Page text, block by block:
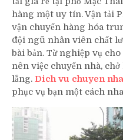
hàng một uy tín. Vận tải
vận chuyển hàng hóa
đội ngũ nhân viên chất
bài bản. Từ nghiệp vụ
nên việc chuyển nhà,
lắng. Dich vu chuyen nha
phục vụ bạn một cách